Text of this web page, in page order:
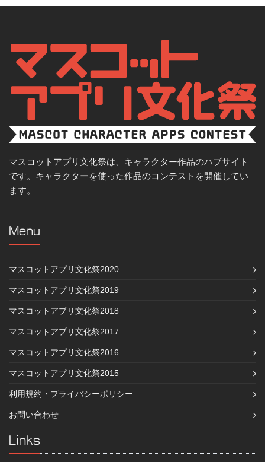
マスコットアプリ文化祭は、キャラクター作品のハブサイト
です。キャラクターを使った作品のコンテストを開催してい
ます。
Menu
マスコットアプリ文化祭2020
マスコットアプリ文化祭2019
マスコットアプリ文化祭2018
マスコットアプリ文化祭2017
マスコットアプリ文化祭2016
マスコットアプリ文化祭2015
利用規約・プライバシーポリシー
お問い合わせ
Links